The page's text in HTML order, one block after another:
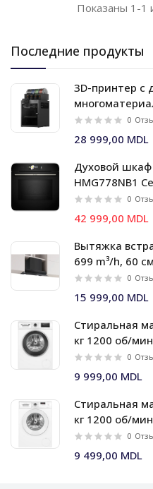
Последние продукты
3D-принтер с
Bambu Lab X2D
0
28 999,00 MDL
Духовой шкаф
HMG778NB1
0
42 999,00 MDL
Вытяжка
699 m³/h, 60
0
15 999,00 MDL
Стиральная
кг 1200 об/
0
9 999,00 MDL
Стиральная
кг 1200 об/
0
9 499,00 MDL
Показаны 1-1